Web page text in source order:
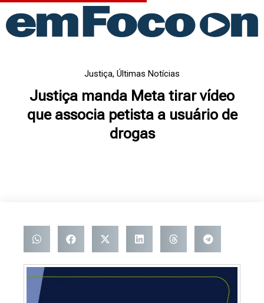
para
Justiça, Últimas Notícias
Justiça manda Meta tirar vídeo
que associa petista a usuário de
drogas